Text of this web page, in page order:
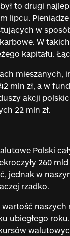
to drugi
lipcu.
w
W
kapitału.
mieszanych,
mln zł, a w
akcji
22 mln zł.
Polski
260
jednak w
rzadko.
wartość naszych
ubiegłego